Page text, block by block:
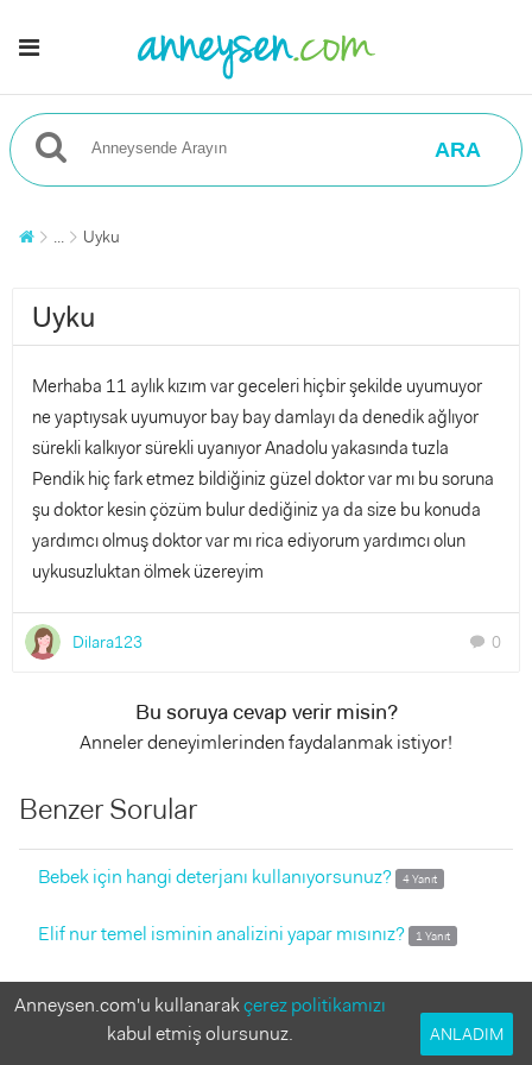
ARA
... Uyku
Uyku
Merhaba 11 aylık kızım var geceleri hiçbir şekilde uyumuyor
ne yaptıysak uyumuyor bay bay damlayı da denedik ağlıyor
sürekli kalkıyor sürekli uyanıyor Anadolu yakasında tuzla
Pendik hiç fark etmez bildiğiniz güzel doktor var mı bu soruna
şu doktor kesin çözüm bulur dediğiniz ya da size bu konuda
yardımcı olmuş doktor var mı rica ediyorum yardımcı olun
uykusuzluktan ölmek üzereyim
Dilara123 chat 0
Bu soruya cevap verir misin?
Anneler deneyimlerinden faydalanmak istiyor!
Benzer Sorular
Bebek için hangi deterjanı kullanıyorsunuz? 4 Yanıt
Elif nur temel isminin analizini yapar mısınız? 1 Yanıt
Kanguruda uyuma
Anneysen.com'u kullanarakçerez politikamızı
kabul etmiş olursunuz.
ANLADIM